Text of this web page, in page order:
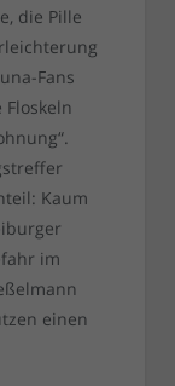
die Pille
Fans
Kaum
im
einen